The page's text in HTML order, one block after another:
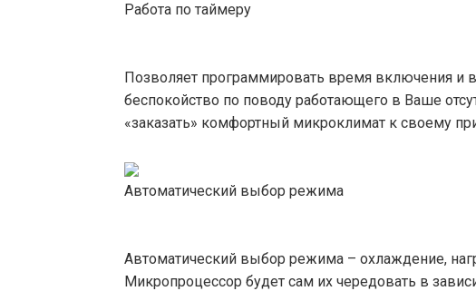
Работа по таймеру
Позволяет программировать время включения и
беспокойство по поводу работающего в Ваше
«заказать» комфортный микроклимат к своему
Автоматический выбор режима
Автоматический выбор режима – охлаждение,
Микропроцессор будет сам их чередовать в